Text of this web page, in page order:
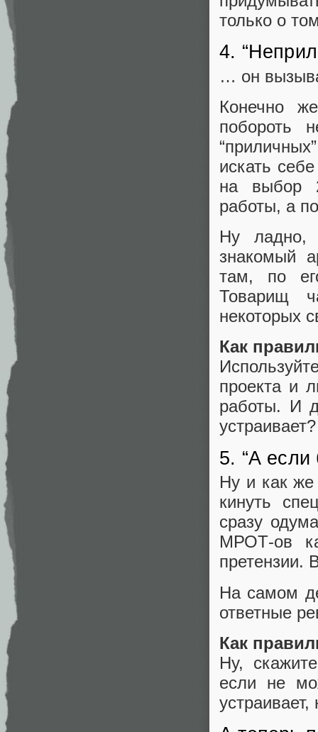
только о
4.
… он
Конечно
побороть
искать
на выбор
работы, а
Ну ладно,
знакомый
там, по
Товарищ
некоторых
Как
проекта и
работы. И
устраивает?
5. “А если
Ну и как же
кинуть
сразу
МРОТ-ов
претензии.
На самом
ответные
Как
Ну,
если не